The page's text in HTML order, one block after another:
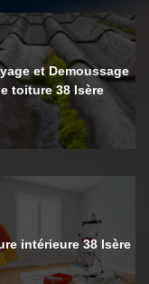
et Demoussage
toiture 38 Isère
intérieure 38 Isère